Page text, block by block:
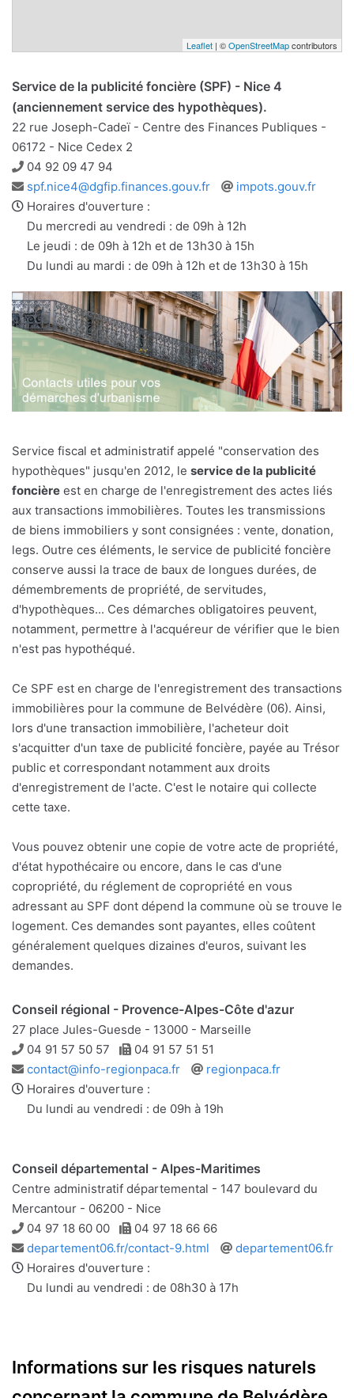
Leaflet | ©OpenStreetMapcontributors
Service de la publicité foncière (SPF) - Nice 4
(anciennement service des hypothèques).
22 rue Joseph-Cadeï - Centre des Finances Publiques -
06172 - Nice Cedex 2
Téléphone
04 92 09 47 94
Adresse
e-
mail
spf.nice4@dgfip.finances.gouv.fr
Site
impots.gouv.fr
Horaires d'ouverture :
Du mercredi au vendredi : de 09h à 12h
Le jeudi : de 09h à 12h et de 13h30 à 15h
Du lundi au mardi : de 09h à 12h et de 13h30 à 15h
Service fiscal et administratif appelé "conservation des
hypothèques" jusqu'en 2012, le service de la publicité
foncière est en charge de l'enregistrement des actes liés
aux transactions immobilières. Toutes les transmissions
de biens immobiliers y sont consignées : vente, donation,
legs. Outre ces éléments, le service de publicité foncière
conserve aussi la trace de baux de longues durées, de
démembrements de propriété, de servitudes,
d'hypothèques... Ces démarches obligatoires peuvent,
notamment, permettre à l'acquéreur de vérifier que le bien
n'est pas hypothéqué.
Ce SPF est en charge de l'enregistrement des transactions
immobilières pour la commune de Belvédère (06). Ainsi,
lors d'une transaction immobilière, l'acheteur doit
s'acquitter d'un taxe de publicité foncière, payée au Trésor
public et correspondant notamment aux droits
d'enregistrement de l'acte. C'est le notaire qui collecte
cette taxe.
Vous pouvez obtenir une copie de votre acte de propriété,
d'état hypothécaire ou encore, dans le cas d'une
copropriété, du réglement de copropriété en vous
adressant au SPF dont dépend la commune où se trouve le
logement. Ces demandes sont payantes, elles coûtent
généralement quelques dizaines d'euros, suivant les
demandes.
Conseil régional - Provence-Alpes-Côte d'azur
27 place Jules-Guesde - 13000 - Marseille
Téléphone
04 91 57 50 57 Télécopie
04 91 57 51 51
Adresse
e-
mail
contact@info-regionpaca.fr
Site
regionpaca.fr
Horaires d'ouverture :
Du lundi au vendredi : de 09h à 19h
Conseil départemental - Alpes-Maritimes
Centre administratif départemental - 147 boulevard du
Mercantour - 06200 - Nice
Téléphone
04 97 18 60 00 Télécopie
04 97 18 66 66
Adresse
e-
mail
departement06.fr/contact-9.html
Site
departement06.fr
Horaires d'ouverture :
Du lundi au vendredi : de 08h30 à 17h
Informations sur les risques naturels